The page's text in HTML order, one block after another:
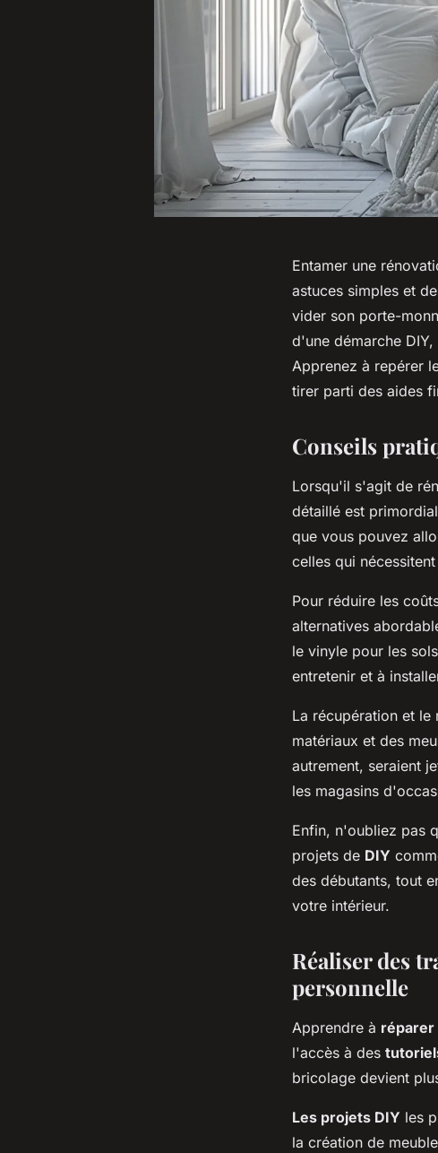
Entamer une
astuces simples et
vider son porte-
d'une démarche
Apprenez à repérer
tirer parti des aides
Conseils
Lorsqu'il s'agit de
détaillé est
que vous pouvez
celles qui
Pour réduire les
alternatives
le vinyle pour les
entretenir et à
La récupération et le
matériaux et des
autrement, seraient
les magasins
Enfin, n'oubliez pas
projets de DIY
des débutants, tout
votre intérieur.
Réaliser des
personnelle
Apprendre à réparer
l'accès à des
bricolage devient
Les projets DIY les
la création de